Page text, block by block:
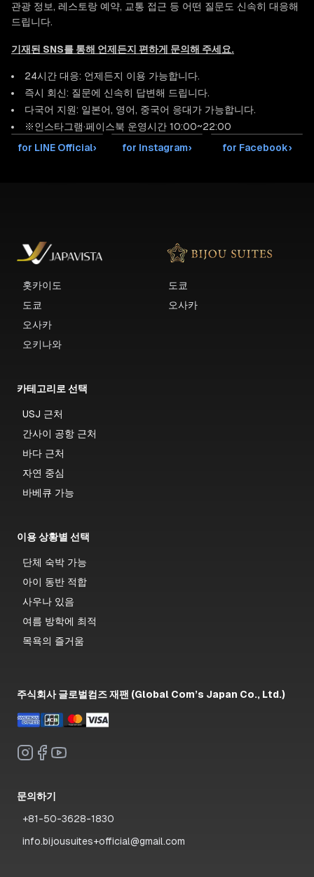
관광 정보, 레스토랑 예약, 교통 접근 등 어떤 질문도 신속히 대응해
드립니다.
기재된 SNS를 통해 언제든지 편하게 문의해 주세요.
24시간 대응: 언제든지 이용 가능합니다.
즉시 회신: 질문에 신속히 답변해 드립니다.
다국어 지원: 일본어, 영어, 중국어 응대가 가능합니다.
※인스타그램·페이스북 운영시간 10:00~22:00
for LINE Official› for Instagram› for Facebook›
홋카이도
도쿄
오사카
오키나와
도쿄
오사카
카테고리로 선택
USJ 근처
간사이 공항 근처
바다 근처
자연 중심
바베큐 가능
이용 상황별 선택
단체 숙박 가능
아이 동반 적합
사우나 있음
여름 방학에 최적
목욕의 즐거움
주식회사 글로벌컴즈 재팬 (Global Com’s Japan Co., Ltd.)
문의하기
+81-50-3628-1830
info.bijousuites+official@gmail.com